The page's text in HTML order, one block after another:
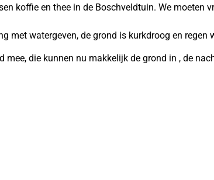
koffie en thee in de Boschveldtuin. We moeten
met watergeven, de grond is kurkdroog en regen
mee, die kunnen nu makkelijk de grond in , de